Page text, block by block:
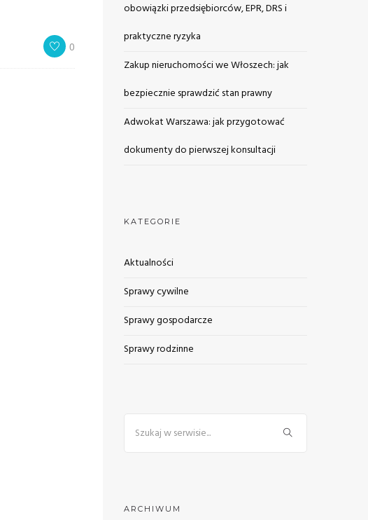
0
obowiązki przedsiębiorców, EPR, DRS i
praktyczne ryzyka
Zakup nieruchomości we Włoszech: jak
bezpiecznie sprawdzić stan prawny
Adwokat Warszawa: jak przygotować
dokumenty do pierwszej konsultacji
KATEGORIE
Aktualności
Sprawy cywilne
Sprawy gospodarcze
Sprawy rodzinne
ARCHIWUM